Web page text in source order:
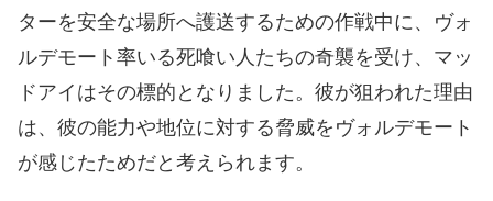
ターを安全な場所へ護送するための作戦中に、ヴォ
ルデモート率いる死喰い人たちの奇襲を受け、マッ
ドアイはその標的となりました。彼が狙われた理由
は、彼の能力や地位に対する脅威をヴォルデモート
が感じたためだと考えられます。